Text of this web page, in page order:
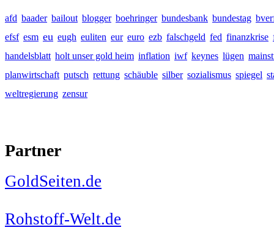
afd baader bailout blogger boehringer bundesbank bundestag
efsf esm eu eugh euliten eur euro ezb falschgeld fed finanzkrise
handelsblatt holt unser gold heim inflation iwf keynes lügen
planwirtschaft putsch rettung schäuble silber sozialismus spiegel
weltregierung zensur
Partner
GoldSeiten.de
Rohstoff-Welt.de